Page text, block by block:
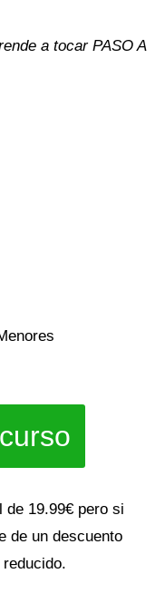
a tocar PASO A
de 19.99€ pero si
de un descuento